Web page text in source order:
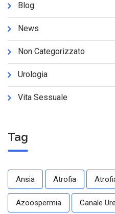
Blog
News
Non Categorizzato
Urologia
Vita Sessuale
Tag
Ansia Atrofia
Azoospermia Canale